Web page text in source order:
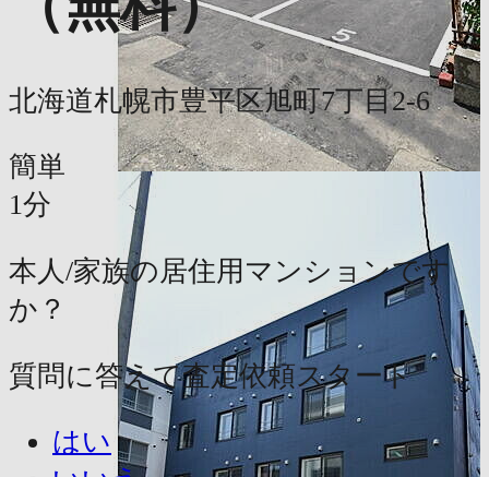
北海道札幌市豊平区旭町7丁目2-6
簡単
1分
本人/家族の居住用マンションです
か？
質問に答えて査定依頼スタート
はい